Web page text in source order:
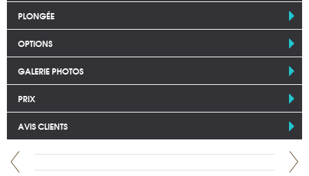
PLONGÉE
OPTIONS
GALERIE PHOTOS
PRIX
AVIS CLIENTS